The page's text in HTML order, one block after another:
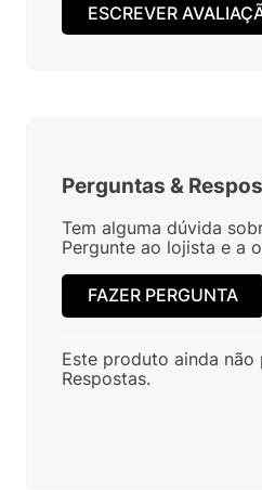
ESCREVER
Perguntas &
Tem alguma dúvida
Pergunte ao lojista e a
FAZER PERGUNTA
Este produto ainda não
Respostas.